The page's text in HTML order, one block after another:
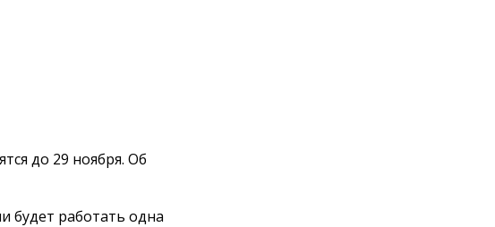
до 29 ноября. Об
будет работать одна